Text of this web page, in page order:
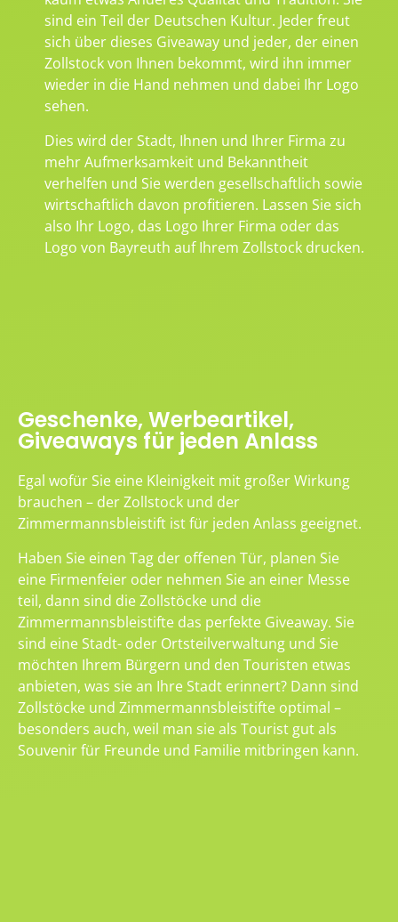
sind ein Teil der Deutschen Kultur. Jeder freut
sich über dieses Giveaway und jeder, der einen
Zollstock von Ihnen bekommt, wird ihn immer
wieder in die Hand nehmen und dabei Ihr Logo
sehen.
Dies wird der Stadt, Ihnen und Ihrer Firma zu
mehr Aufmerksamkeit und Bekanntheit
verhelfen und Sie werden gesellschaftlich sowie
wirtschaftlich davon profitieren. Lassen Sie sich
also Ihr Logo, das Logo Ihrer Firma oder das
Logo von Bayreuth auf Ihrem Zollstock drucken.
Geschenke, Werbeartikel,
Giveaways für jeden Anlass
Egal wofür Sie eine Kleinigkeit mit großer Wirkung
brauchen – der Zollstock und der
Zimmermannsbleistift ist für jeden Anlass geeignet.
Haben Sie einen Tag der offenen Tür, planen Sie
eine Firmenfeier oder nehmen Sie an einer Messe
teil, dann sind die Zollstöcke und die
Zimmermannsbleistifte das perfekte Giveaway. Sie
sind eine Stadt- oder Ortsteilverwaltung und Sie
möchten Ihrem Bürgern und den Touristen etwas
anbieten, was sie an Ihre Stadt erinnert? Dann sind
Zollstöcke und Zimmermannsbleistifte optimal –
besonders auch, weil man sie als Tourist gut als
Souvenir für Freunde und Familie mitbringen kann.